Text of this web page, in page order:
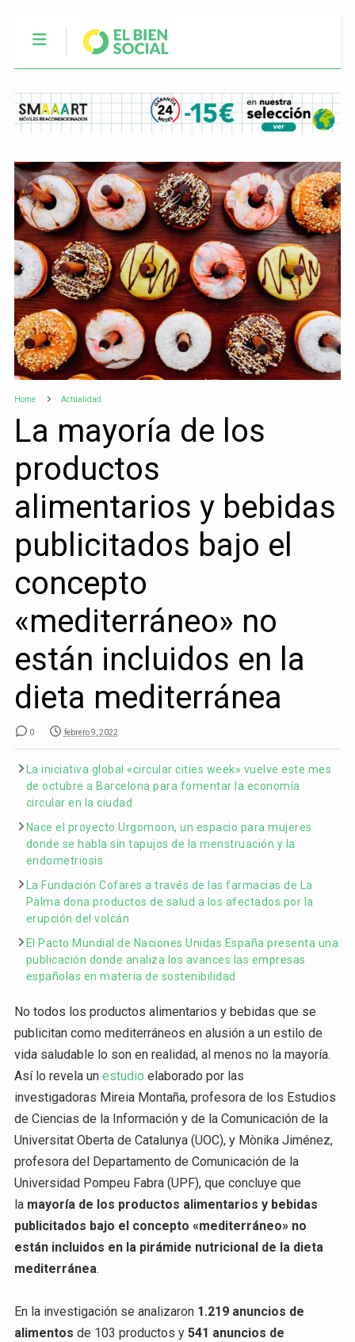
Home Actualidad
La mayoría de los
productos
alimentarios y bebidas
publicitados bajo el
concepto
«mediterráneo» no
están incluidos en la
dieta mediterránea
0 febrero 9, 2022
La iniciativa global «circular cities week» vuelve este mes
de octubre a Barcelona para fomentar la economía
circular en la ciudad
Nace el proyecto Urgomoon, un espacio para mujeres
donde se habla sin tapujos de la menstruación y la
endometriosis
La Fundación Cofares a través de las farmacias de La
Palma dona productos de salud a los afectados por la
erupción del volcán
El Pacto Mundial de Naciones Unidas España presenta una
publicación donde analiza los avances las empresas
españolas en materia de sostenibilidad
No todos los productos alimentarios y bebidas que se
publicitan como mediterráneos en alusión a un estilo de
vida saludable lo son en realidad, al menos no la mayoría.
Así lo revela un estudio elaborado por las
investigadoras Mireia Montaña, profesora de los Estudios
de Ciencias de la Información y de la Comunicación de la
Universitat Oberta de Catalunya (UOC), y Mònika Jiménez,
profesora del Departamento de Comunicación de la
Universidad Pompeu Fabra (UPF), que concluye que
la mayoría de los productos alimentarios y bebidas
publicitados bajo el concepto «mediterráneo» no
están incluidos en la pirámide nutricional de la dieta
mediterránea.
En la investigación se analizaron 1.219 anuncios de
alimentos de 103 productos y 541 anuncios de